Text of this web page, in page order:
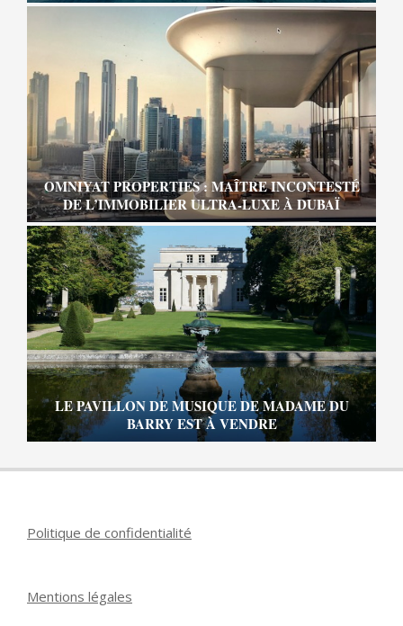
OMNIYAT PROPERTIES : MAÎTRE INCONTESTÉ
DE L’IMMOBILIER ULTRA-LUXE À DUBAÏ
LE PAVILLON DE MUSIQUE DE MADAME DU
BARRY EST À VENDRE
Politique de confidentialité
Mentions légales